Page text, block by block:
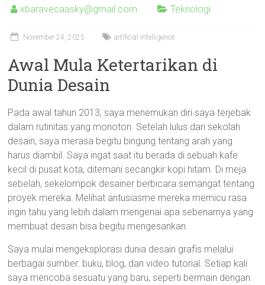
xbaravecaasky@gmail.com Teknologi
November 24, 2025 artificial intelligence
Awal Mula Ketertarikan di
Dunia Desain
Pada awal tahun 2013, saya menemukan diri saya terjebak
dalam rutinitas yang monoton. Setelah lulus dari sekolah
desain, saya merasa begitu bingung tentang arah yang
harus diambil. Saya ingat saat itu berada di sebuah kafe
kecil di pusat kota, ditemani secangkir kopi hitam. Di meja
sebelah, sekelompok desainer berbicara semangat tentang
proyek mereka. Melihat antusiasme mereka memicu rasa
ingin tahu yang lebih dalam mengenai apa sebenarnya yang
membuat desain bisa begitu mengesankan.
Saya mulai mengeksplorasi dunia desain grafis melalui
berbagai sumber: buku, blog, dan video tutorial. Setiap kali
saya mencoba sesuatu yang baru, seperti bermain dengan